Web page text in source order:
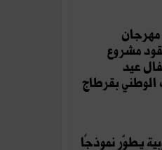
مهرجان
مشروع
عيد
الوطني بقرطاج
يطوّر نموذجًا